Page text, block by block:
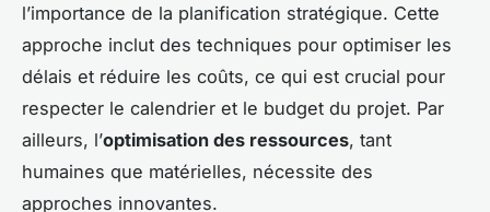
l’importance de la planification stratégique. Cette
approche inclut des techniques pour optimiser les
délais et réduire les coûts, ce qui est crucial pour
respecter le calendrier et le budget du projet. Par
ailleurs, l’optimisation des ressources, tant
humaines que matérielles, nécessite des
approches innovantes.